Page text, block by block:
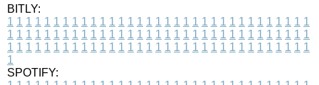
BITLY:
1 1 1 1 1 1 1 1 1 1 1 1 1 1 1 1 1 1 1 1 1 1 1 1 1 1 1 1 1 1 1 1 1
1 1 1 1 1 1 1 1 1 1 1 1 1 1 1 1 1 1 1 1 1 1 1 1 1 1 1 1 1 1 1 1 1
1 1 1 1 1 1 1 1 1 1 1 1 1 1 1 1 1 1 1 1 1 1 1 1 1 1 1 1 1 1 1 1 1
1
SPOTIFY: